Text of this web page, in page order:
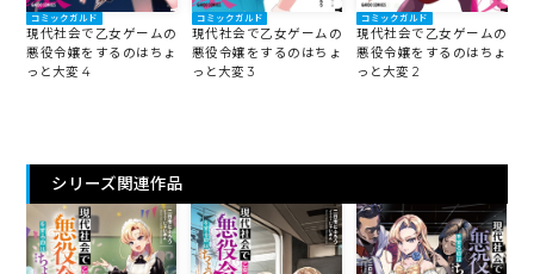
コミックガルド
現代社会で乙女ゲームの
悪役令嬢をするのはちょ
っと大変 4
コミックガルド
現代社会で乙女ゲームの
悪役令嬢をするのはちょ
っと大変 3
コミックガルド
現代社会で乙女ゲームの
悪役令嬢をするのはちょ
っと大変 2
シリーズ関連作品